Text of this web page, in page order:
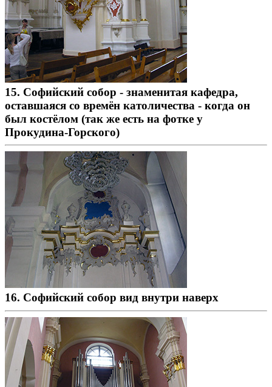
15. Софийский собор - знаменитая кафедра,
оставшаяся со времён католичества - когда он
был костёлом (так же есть на фотке у
Прокудина-Горского)
16. Софийский собор вид внутри наверх